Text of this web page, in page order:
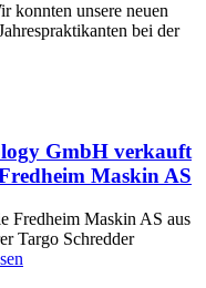
konnten unsere neuen
bei der
GmbH verkauft
Maskin AS
Fredheim Maskin AS aus
Targo Schredder